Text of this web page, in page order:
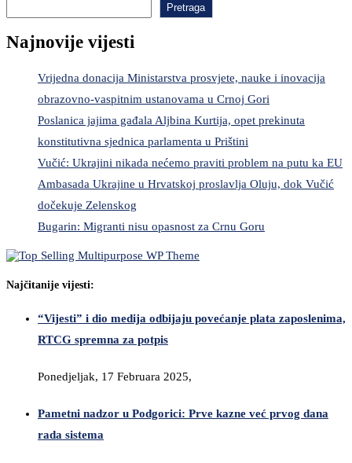
Pretraga
Najnovije vijesti
Vrijedna donacija Ministarstva prosvjete, nauke i inovacija
obrazovno-vaspitnim ustanovama u Crnoj Gori
Poslanica jajima gađala Aljbina Kurtija, opet prekinuta
konstitutivna sjednica parlamenta u Prištini
Vučić: Ukrajini nikada nećemo praviti problem na putu ka EU
Ambasada Ukrajine u Hrvatskoj proslavlja Oluju, dok Vučić
dočekuje Zelenskog
Bugarin: Migranti nisu opasnost za Crnu Goru
Najčitanije vijesti:
“Vijesti” i dio medija odbijaju povećanje plata zaposlenima,
RTCG spremna za potpis
Ponedjeljak, 17 Februara 2025,
Pametni nadzor u Podgorici: Prve kazne već prvog dana
rada sistema